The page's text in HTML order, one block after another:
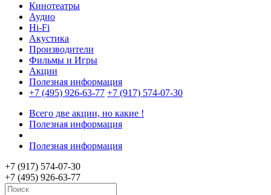
Кинотеатры
Аудио
Hi-Fi
Акустика
Производители
Фильмы и Игры
Акции
Полезная информация
+7 (495) 926-63-77 +7 (917) 574-07-30
Всего две акции, но какие !
Полезная информация
Полезная информация
+7 (917) 574-07-30
+7 (495) 926-63-77